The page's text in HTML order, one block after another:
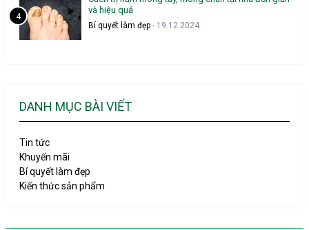
và hiệu quả
Bí quyết làm đẹp - 19.12.2024
DANH MỤC BÀI VIẾT
Tin tức
Khuyến mãi
Bí quyết làm đẹp
Kiến thức sản phẩm